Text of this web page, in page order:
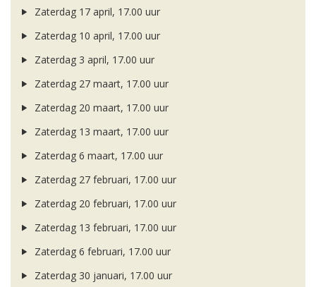
Zaterdag 17 april, 17.00 uur
Zaterdag 10 april, 17.00 uur
Zaterdag 3 april, 17.00 uur
Zaterdag 27 maart, 17.00 uur
Zaterdag 20 maart, 17.00 uur
Zaterdag 13 maart, 17.00 uur
Zaterdag 6 maart, 17.00 uur
Zaterdag 27 februari, 17.00 uur
Zaterdag 20 februari, 17.00 uur
Zaterdag 13 februari, 17.00 uur
Zaterdag 6 februari, 17.00 uur
Zaterdag 30 januari, 17.00 uur